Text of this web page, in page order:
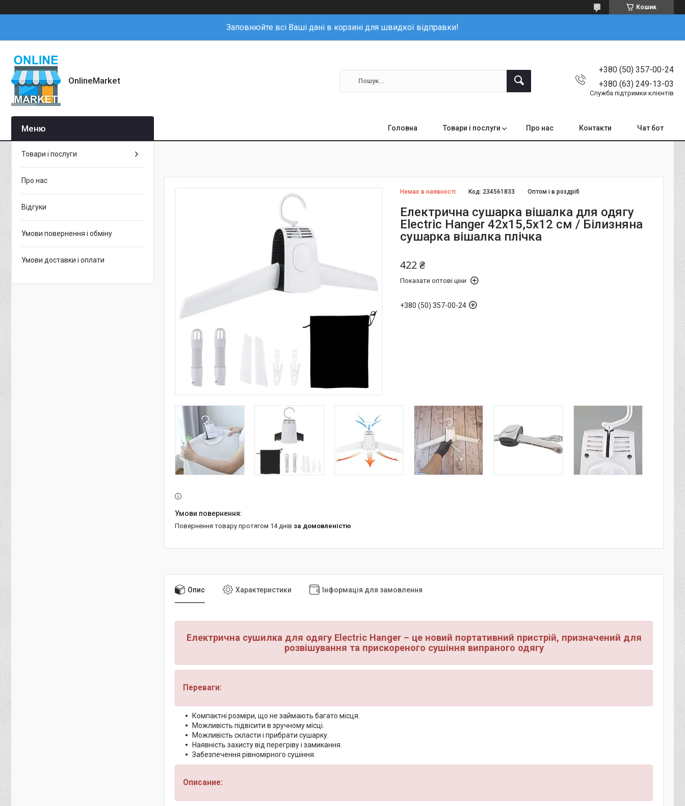
Кошик
Заповнюйте всі Ваші дані в корзині для швидкої відправки!
OnlineMarket
+380 (50) 357-00-24
+380 (63) 249-13-03
Служба підтримки клієнтів
Головна Товари і послуги Про нас Контакти Чат бот
Немає в наявності Оптом і в роздріб
Код: 234561833
Електрична сушарка вішалка для одягу
Electric Hanger 42х15,5х12 см / Білизняна
сушарка вішалка плічка
422 ₴
Показати оптові ціни
+380 (50) 357-00-24
повернення товару протягом 14 днів за домовленістю
Опис Характеристики Інформація для замовлення
Електрична сушилка для одягу Electric Hanger – це новий портативний пристрій, призначений для
розвішування та прискореного сушіння випраного одягу
Переваги:
Компактні розміри, що не займають багато місця.
Можливість підвісити в зручному місці.
Можливість скласти і прибрати сушарку.
Наявність захисту від перегріву і замикання.
Забезпечення рівномірного сушіння.
Описание:
Товари і послуги
Про нас
Відгуки
Умови повернення і обміну
Умови доставки і оплати